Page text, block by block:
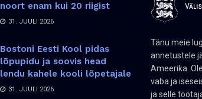
noort enam kui 20 riigist
31. JUULI 2026
Bostoni Eesti Kool pidas
lõpupidu ja soovis head
lendu kahele kooli lõpetajale
31. JUULI 2026
Tänu meie
annetustele
Ameerika.
vaba ja
ja selle